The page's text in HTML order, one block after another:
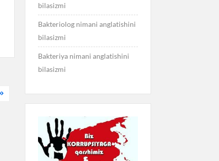
bilasizmi
Bakteriolog nimani anglatishini
bilasizmi
Bakteriya nimani anglatishini
bilasizmi